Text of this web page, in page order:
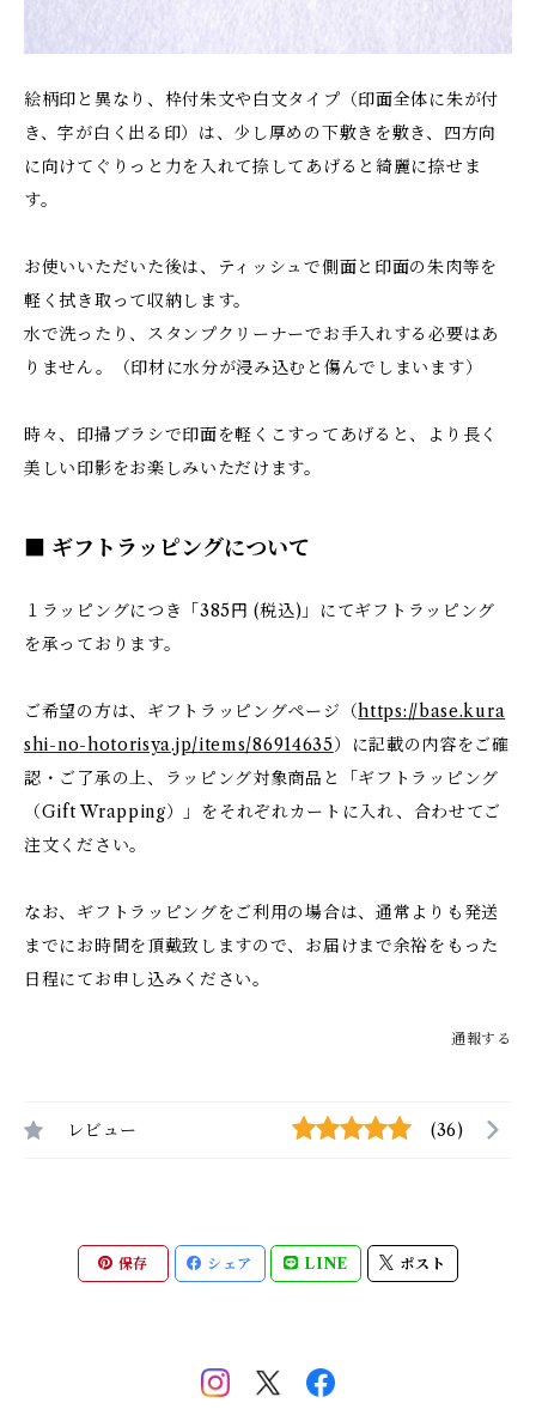
絵柄印と異なり、枠付朱文や白文タイプ（印面全体に朱が付
き、字が白く出る印）は、少し厚めの下敷きを敷き、四方向
に向けてぐりっと力を入れて捺してあげると綺麗に捺せま
す。
お使いいただいた後は、ティッシュで側面と印面の朱肉等を
軽く拭き取って収納します。
水で洗ったり、スタンプクリーナーでお手入れする必要はあ
りません。（印材に水分が浸み込むと傷んでしまいます）
時々、印掃ブラシで印面を軽くこすってあげると、より長く
美しい印影をお楽しみいただけます。
■ ギフトラッピングについて
１ラッピングにつき「385円 (税込)」にてギフトラッピング
を承っております。
ご希望の方は、ギフトラッピングページ（https://base.kura
shi-no-hotorisya.jp/items/86914635）に記載の内容をご確
認・ご了承の上、ラッピング対象商品と「ギフトラッピング
（Gift Wrapping）」をそれぞれカートに入れ、合わせてご
注文ください。
なお、ギフトラッピングをご利用の場合は、通常よりも発送
までにお時間を頂戴致しますので、お届けまで余裕をもった
日程にてお申し込みください。
通報する
レビュー (36)
保存 シェア LINE ポスト